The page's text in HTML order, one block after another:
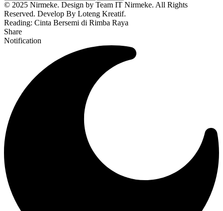
© 2025 Nirmeke. Design by Team IT Nirmeke. All Rights
Reserved. Develop By Loteng Kreatif.
Reading: Cinta Bersemi di Rimba Raya
Share
Notification